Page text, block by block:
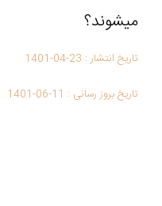
میشوند؟
تاریخ انتشار : 1401-04-23
تاریخ بروز رسانی : 1401-06-11